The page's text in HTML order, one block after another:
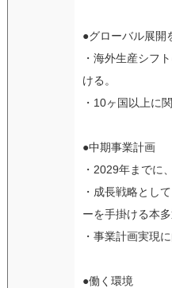
●グローバル展開
・海外生産シフ
ける。
・10ヶ国以上に
●中期事業計画
・2029年までに
・成長戦略とし
ーを手掛ける本
・事業計画実現
●働く環境